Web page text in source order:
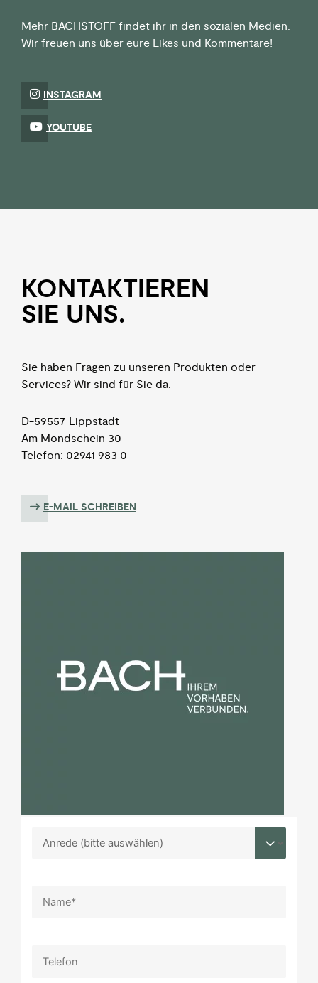
Mehr BACHSTOFF findet ihr in den sozialen Medien.
Wir freuen uns über eure Likes und Kommentare!
INSTAGRAM
YOUTUBE
KON­TAKTIEREN
SIE UNS.
Sie haben Fragen zu unseren Produkten oder
Services? Wir sind für Sie da.
D-59557 Lippstadt
Am Mondschein 30
Telefon: 02941 983 0
E-MAIL SCHREIBEN